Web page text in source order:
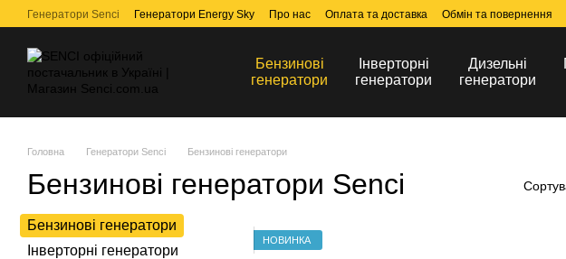
Перейти до основного контенту
Генератори Senci Генератори Energy Sky Про нас Оплата та доставка Обмін та повернення
Бензинові
генератори
Інверторні
генератори
Дизельні
генератори
Головна Генератори Senci Бензинові генератори
Бензинові генератори Senci
НОВИНКА
Бензинові генератори
Інверторні генератори